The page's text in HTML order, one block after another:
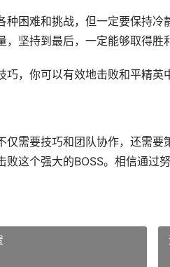
种困难和挑战，但一定要保持
坚持到最后，一定能够取得胜
巧，你可以有效地击败和平精英
仅需要技巧和团队协作，还需
败这个强大的BOSS。相信通过